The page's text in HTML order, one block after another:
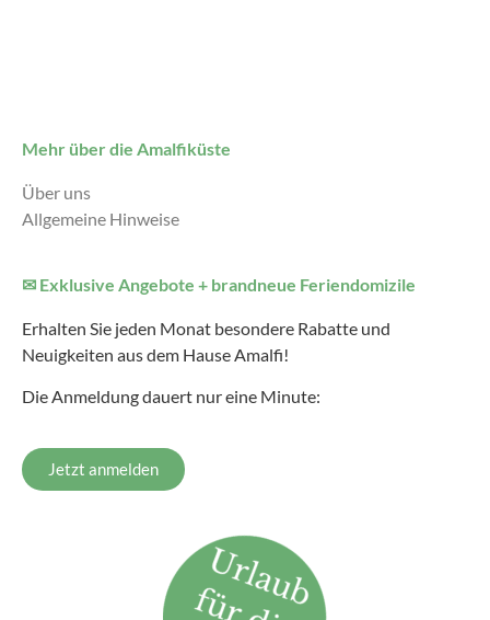
Mehr über die Amalfiküste
Über uns
Allgemeine Hinweise
✉ Exklusive Angebote + brandneue Feriendomizile
Erhalten Sie jeden Monat besondere Rabatte und
Neuigkeiten aus dem Hause Amalfi!
Die Anmeldung dauert nur eine Minute:
Jetzt anmelden